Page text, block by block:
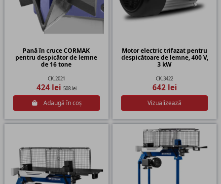
Pană în cruce CORMAK
pentru despicător de lemne
de 16 tone
CK.2021
424 lei 508 lei
Adaugă în coș
Motor electric trifazat pentru
despicătoare de lemne, 400 V,
3 kW
CK.3422
642 lei
Vizualizează